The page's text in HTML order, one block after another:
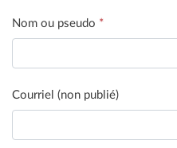
Nom ou pseudo *
Courriel (non publié)